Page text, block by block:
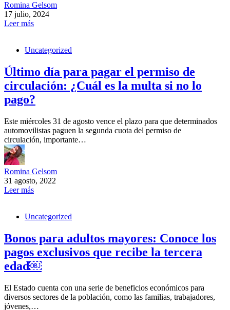
Romina Gelsom
17 julio, 2024
Leer más
Uncategorized
Último día para pagar el permiso de
circulación: ¿Cuál es la multa si no lo
pago?
Este miércoles 31 de agosto vence el plazo para que determinados
automovilistas paguen la segunda cuota del permiso de
circulación, importante…
Romina Gelsom
31 agosto, 2022
Leer más
Uncategorized
Bonos para adultos mayores: Conoce los
pagos exclusivos que recibe la tercera
edad￼
El Estado cuenta con una serie de beneficios económicos para
diversos sectores de la población, como las familias, trabajadores,
jóvenes,…